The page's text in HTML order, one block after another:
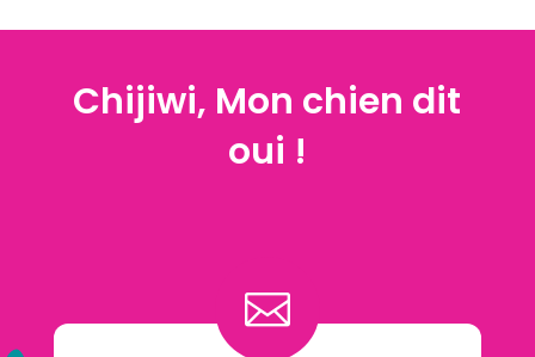
Chijiwi, Mon chien dit
oui !
